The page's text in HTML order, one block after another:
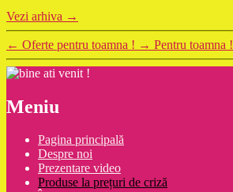
Vezi arhiva →
← Oferte pentru toamna ! → Pentru toamna !
Meniu
Pagina principală
Despre noi
Prezentare video
Produse la prețuri de criză